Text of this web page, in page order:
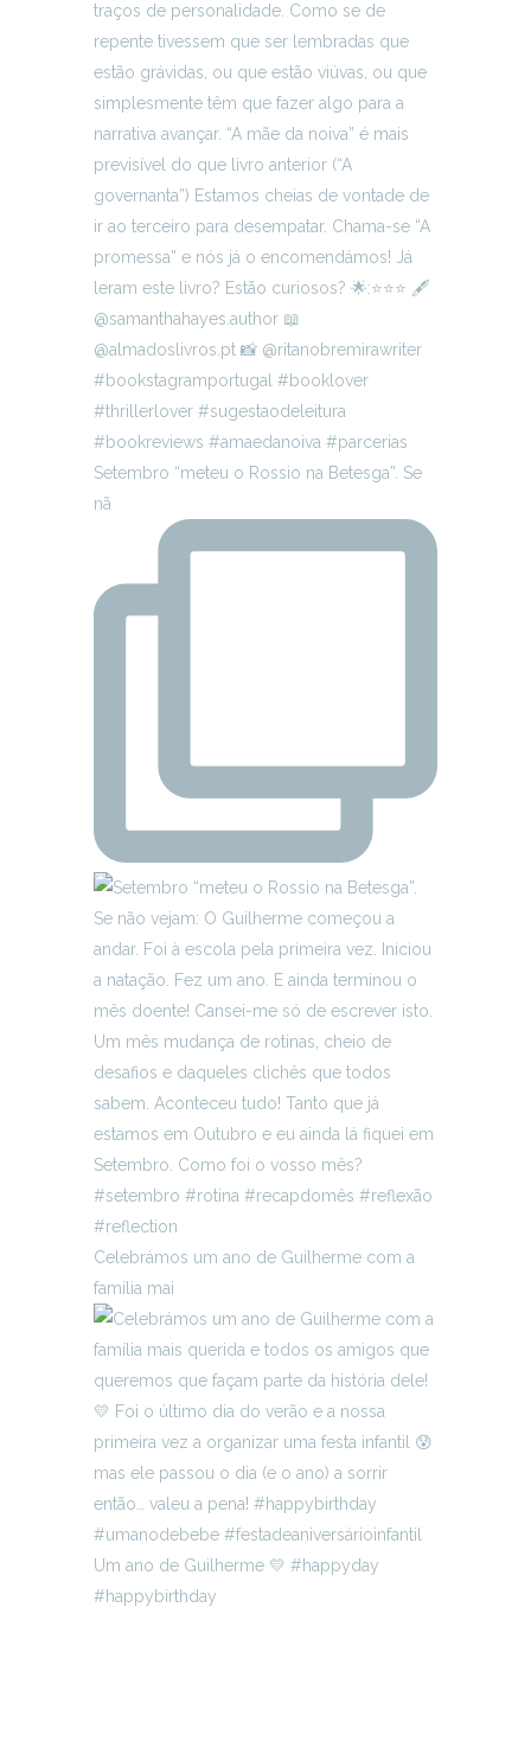
Setembro “meteu o Rossio na Betesga”. Se
nã
Celebrámos um ano de Guilherme com a
família mai
Um ano de Guilherme 💛 #happyday
#happybirthday